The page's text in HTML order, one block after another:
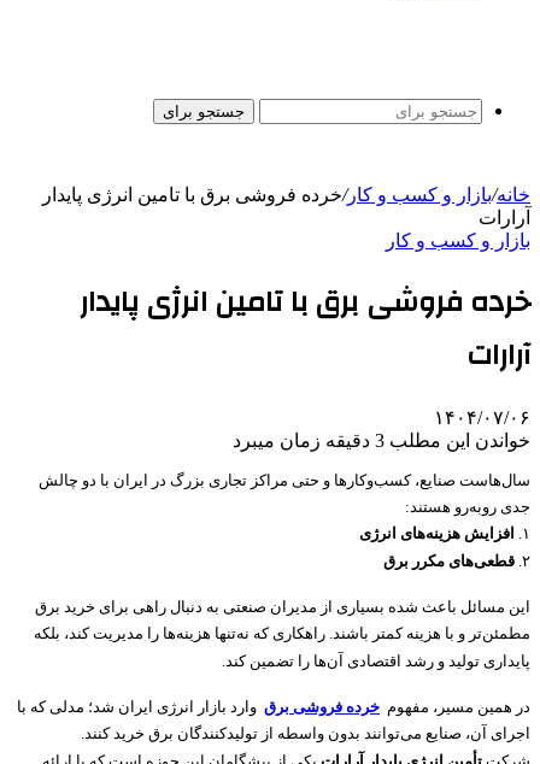
جستجو برای
خانه/بازار و کسب و کار/خرده فروشی برق با تامین انرژی پایدار
آرارات
بازار و کسب و کار
خرده فروشی برق با تامین انرژی پایدار
آرارات
۱۴۰۴/۰۷/۰۶
خواندن این مطلب 3 دقیقه زمان میبرد
سال‌هاست صنایع، کسب‌وکارها و حتی مراکز تجاری بزرگ در ایران با دو چالش
جدی روبه‌رو هستند:
۱.
افزایش هزینه‌های انرژی
۲. قطعی‌های مکرر برق
این مسائل باعث شده بسیاری از مدیران صنعتی به دنبال راهی برای خرید برق
مطمئن‌تر و با هزینه کمتر باشند. راهکاری که نه‌تنها هزینه‌ها را مدیریت کند، بلکه
پایداری تولید و رشد اقتصادی آن‌ها را تضمین کند.
در همین مسیر، مفهوم خرده فروشی برق وارد بازار انرژی ایران شد؛ مدلی که با
اجرای آن، صنایع می‌توانند بدون واسطه از تولیدکنندگان برق خرید کنند.